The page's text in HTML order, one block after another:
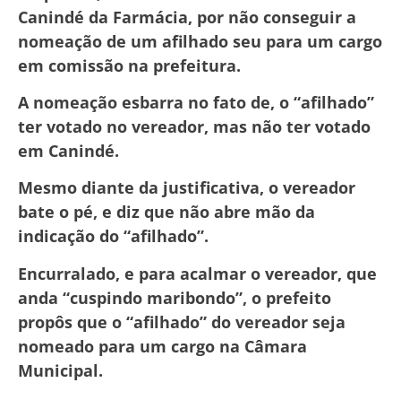
Canindé da Farmácia, por não conseguir a
nomeação de um afilhado seu para um cargo
em comissão na prefeitura.
A nomeação esbarra no fato de, o “afilhado”
ter votado no vereador, mas não ter votado
em Canindé.
Mesmo diante da justificativa, o vereador
bate o pé, e diz que não abre mão da
indicação do “afilhado”.
Encurralado, e para acalmar o vereador, que
anda “cuspindo maribondo”, o prefeito
propôs que o “afilhado” do vereador seja
nomeado para um cargo na Câmara
Municipal.